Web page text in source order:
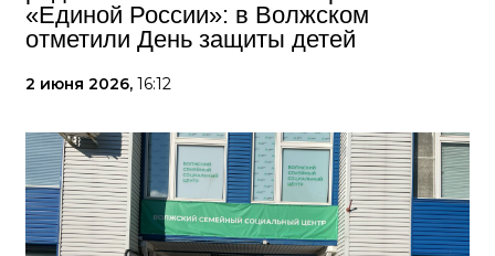
«Единой России»: в Волжском
отметили День защиты детей
2 июня 2026, 16:12